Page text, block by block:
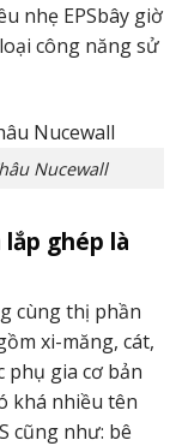
nhẹ EPSbây giờ
công năng sử
Nucewall
ghép là
cùng thị phần
xi-măng, cát,
phụ gia cơ bản
khá nhiều tên
cũng như: bê